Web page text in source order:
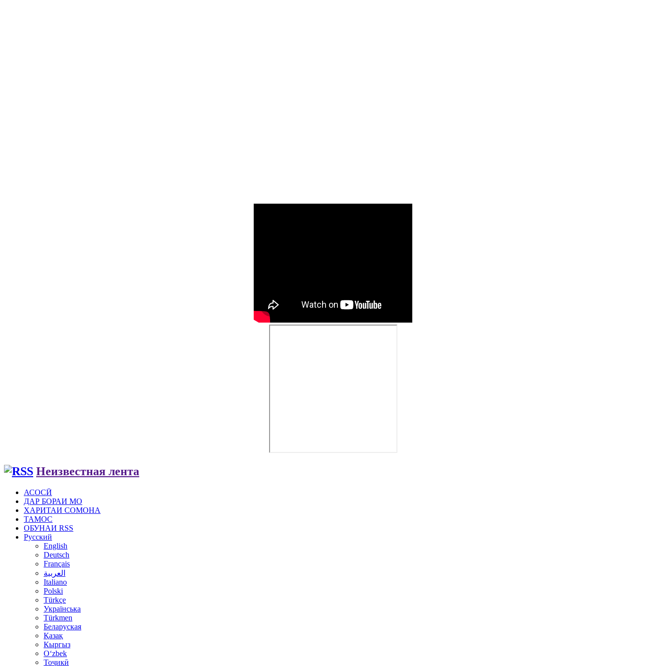
Неизвестная лента
АСОСӢ
ДАР БОРАИ МО
ХАРИТАИ СОМОНА
ТАМОС
ОБУНАИ RSS
Русский
English
Deutsch
Français
العربية
Italiano
Polski
Türkçe
Українська
Türkmen
Беларуская
Қазақ
Кыргыз
Oʻzbek
Тоҷикӣ